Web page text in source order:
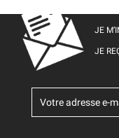
JE
JE